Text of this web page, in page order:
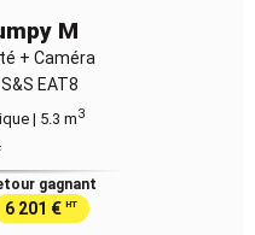
M
+ Caméra
EAT8
| 5.3 m3
gagnant
6 201 € HT